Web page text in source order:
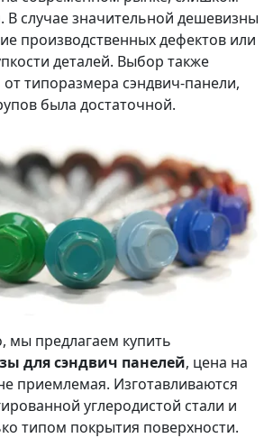
случае значительной дешевизны
производственных дефектов или
деталей. Выбор также
типоразмера сэндвич-панели,
была достаточной.
мы предлагаем купить
для сэндвич панелей, цена на
приемлемая. Изготавливаются
углеродистой стали и
типом покрытия поверхности.